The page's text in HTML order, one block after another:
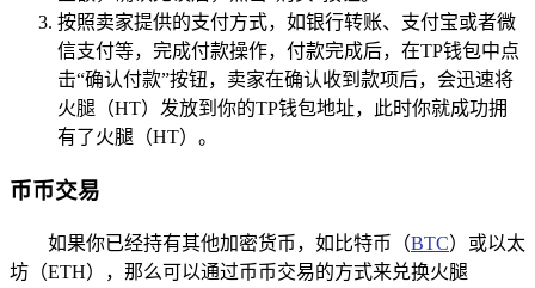
按照卖家提供的支付方式，如银行转账、支付宝或者微
信支付等，完成付款操作，付款完成后，在TP钱包中点
击“确认付款”按钮，卖家在确认收到款项后，会迅速将
火腿（HT）发放到你的TP钱包地址，此时你就成功拥
有了火腿（HT）。
币币交易
如果你已经持有其他加密货币，如比特币（BTC）或以太
坊（ETH），那么可以通过币币交易的方式来兑换火腿